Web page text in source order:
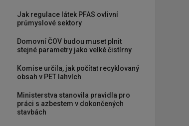
Jak regulace látek PFAS ovlivní
průmyslové sektory
Domovní ČOV budou muset plnit
stejné parametry jako velké čistírny
Komise určila, jak počítat recyklovaný
obsah v PET lahvích
Ministerstva stanovila pravidla pro
práci s azbestem v dokončených
stavbách